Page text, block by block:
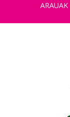
ARAUAK